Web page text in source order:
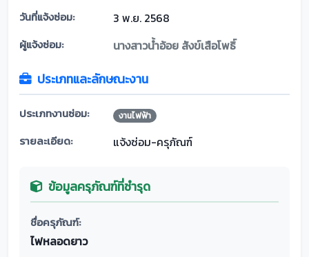
วันที่แจ้งซ่อม: 3 พ.ย. 2568
ผู้แจ้งซ่อม: นางสาวน้ำอ้อย สังข์เสือโพธิ์
ประเภทและลักษณะงาน
ประเภทงานซ่อม: งานไฟฟ้า
รายละเอียด: แจ้งซ่อม-ครุภัณฑ์
ข้อมูลครุภัณฑ์ที่ชำรุด
ชื่อครุภัณฑ์:
ไฟหลอดยาว